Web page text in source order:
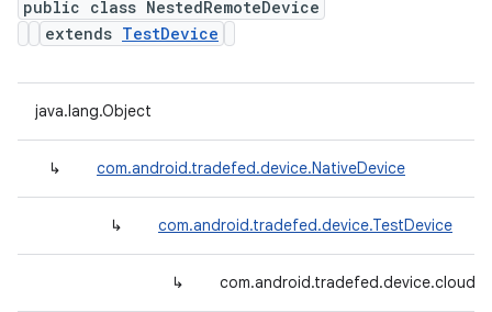
public class NestedRemoteDevice
extends TestDevice
java.lang.Object
↳ com.android.tradefed.device.NativeDevice
↳ com.android.tradefed.device.TestDevice
↳